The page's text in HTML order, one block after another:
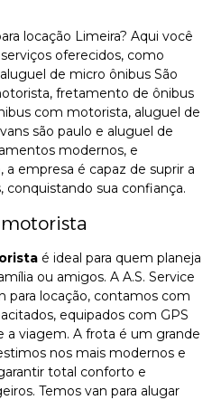
locação Limeira? Aqui você
oferecidos, como
de micro ônibus São
fretamento de ônibus
com motorista, aluguel de
são paulo e aluguel de
modernos, e
empresa é capaz de suprir a
conquistando sua confiança.
é ideal para quem planeja
ou amigos. A A.S. Service
para locação, contamos com
equipados com GPS
a viagem. A frota é um grande
nos mais modernos e
total conforto e
Temos van para alugar